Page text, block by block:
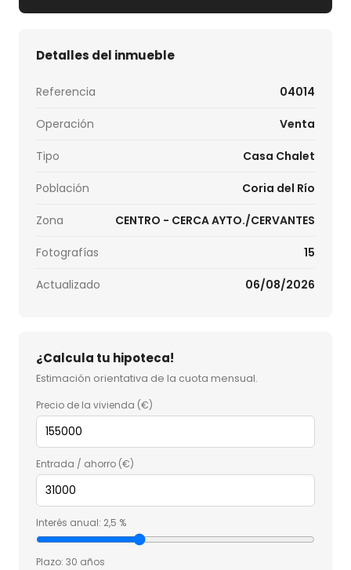
Detalles del inmueble
Referencia 04014
Operación Venta
Tipo Casa Chalet
Población Coria del Río
Zona CENTRO - CERCA AYTO./CERVANTES
Fotografías 15
Actualizado 06/08/2026
¿Calcula tu hipoteca!
Estimación orientativa de la cuota mensual.
Precio de la vivienda (€)
Entrada / ahorro (€)
Interés anual: 2,5 %
Plazo: 30 años